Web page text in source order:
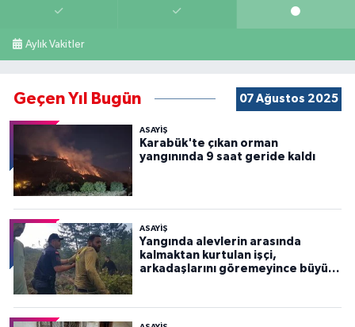
Aylık Vakitler
Geçen Yıl Bugün 07 Ağustos 2025
ASAYİŞ
Karabük'te çıkan orman
yangınında 9 saat geride kaldı
ASAYİŞ
Yangında alevlerin arasında
kalmaktan kurtulan işçi,
arkadaşlarını göremeyince büyük